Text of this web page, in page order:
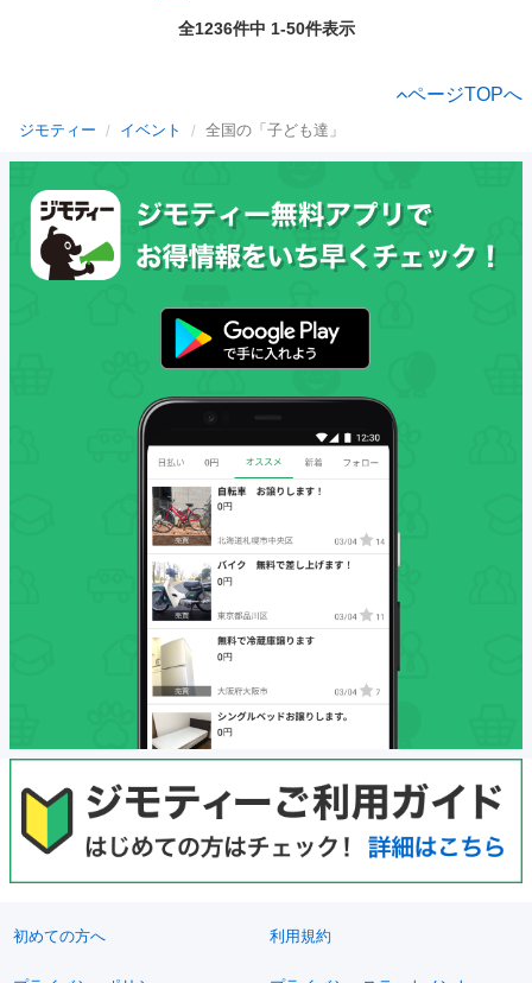
全1236件中 1-50件表示
ページTOPへ
ジモティー イベント 全国の「子ども達」
初めての方へ 利用規約